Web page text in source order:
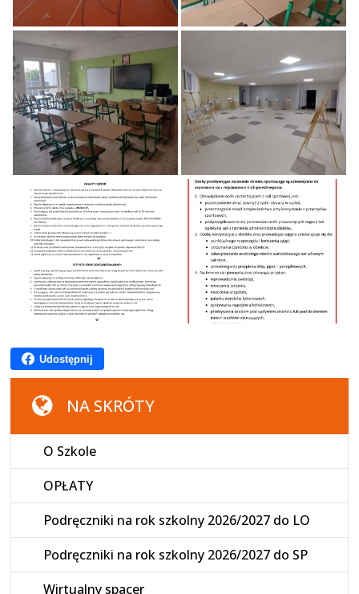
Udostępnij
NA SKRÓTY
O Szkole
OPŁATY
Podręczniki na rok szkolny 2026/2027 do LO
Podręczniki na rok szkolny 2026/2027 do SP
Wirtualny spacer